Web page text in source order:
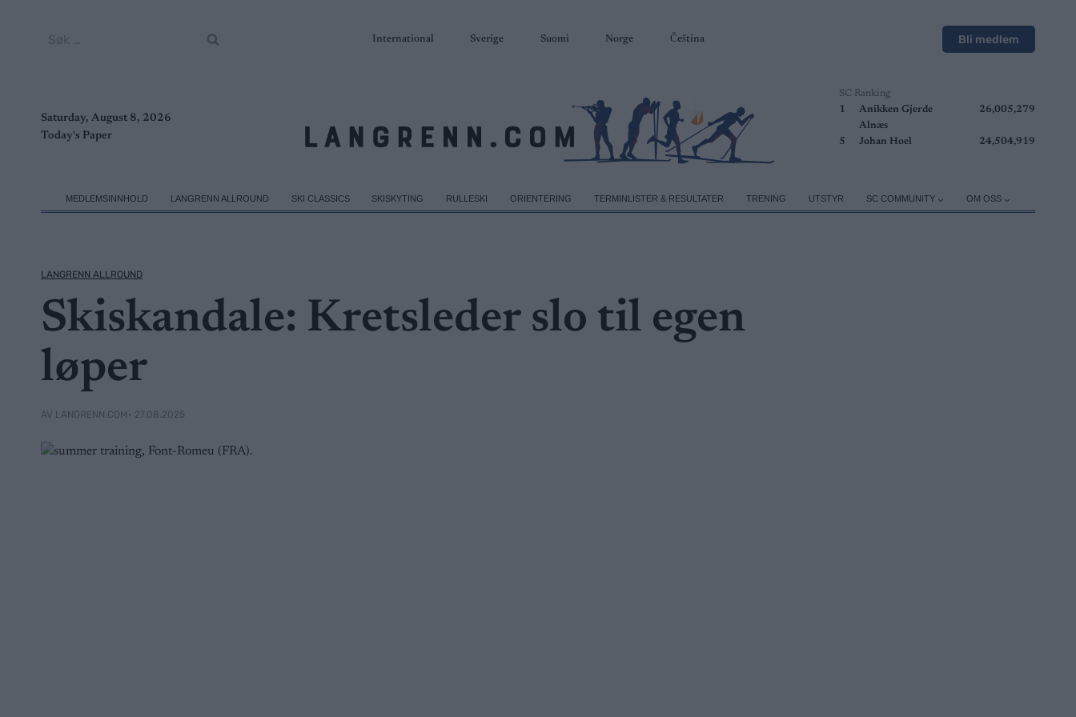
International Sverige Suomi Norge Čeština Bli medlem
Saturday, August 8, 2026
Today's Paper
SC Ranking
1
Anikken Gjerde
Alnæs
26,005,279
5 Johan Hoel 24,504,919
MEDLEMSINNHOLD LANGRENN ALLROUND SKI CLASSICS SKISKYTING RULLESKI ORIENTERING TERMINLISTER & RESULTATER TRENING UTSTYR SC COMMUNITY OM OSS
LANGRENN ALLROUND
Skiskandale: Kretsleder slo til egen
løper
AV LANGRENN.COM • 27.08.2025